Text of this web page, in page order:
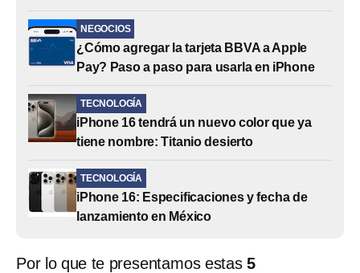
NEGOCIOS
¿Cómo agregar la tarjeta BBVA a Apple
Pay? Paso a paso para usarla en iPhone
TECNOLOGÍA
iPhone 16 tendrá un nuevo color que ya
tiene nombre: Titanio desierto
TECNOLOGÍA
iPhone 16: Especificaciones y fecha de
lanzamiento en México
Por lo que te presentamos estas5